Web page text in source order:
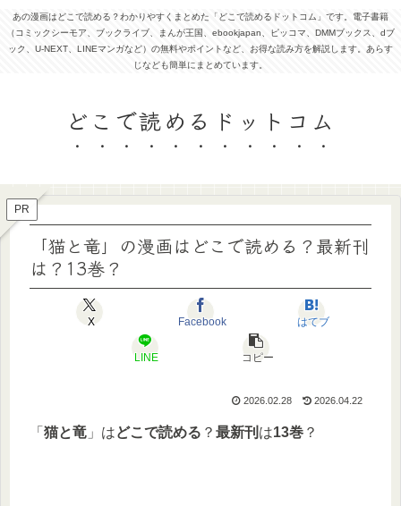
あの漫画はどこで読める？わかりやすくまとめた「どこで読めるドットコム」です。電子書籍
（コミックシーモア、ブックライブ、まんが王国、ebookjapan、ピッコマ、DMMブックス、dブ
ック、U-NEXT、LINEマンガなど）の無料やポイントなど、お得な読み方を解説します。あらす
じなども簡単にまとめています。
どこで読めるドットコム
PR
「猫と竜」の漫画はどこで読める？最新刊
は？13巻？
X Facebook はてブ
LINE コピー
2026.02.28 2026.04.22
「 猫と竜 」はどこで読める ？ 最新刊 は13巻 ？